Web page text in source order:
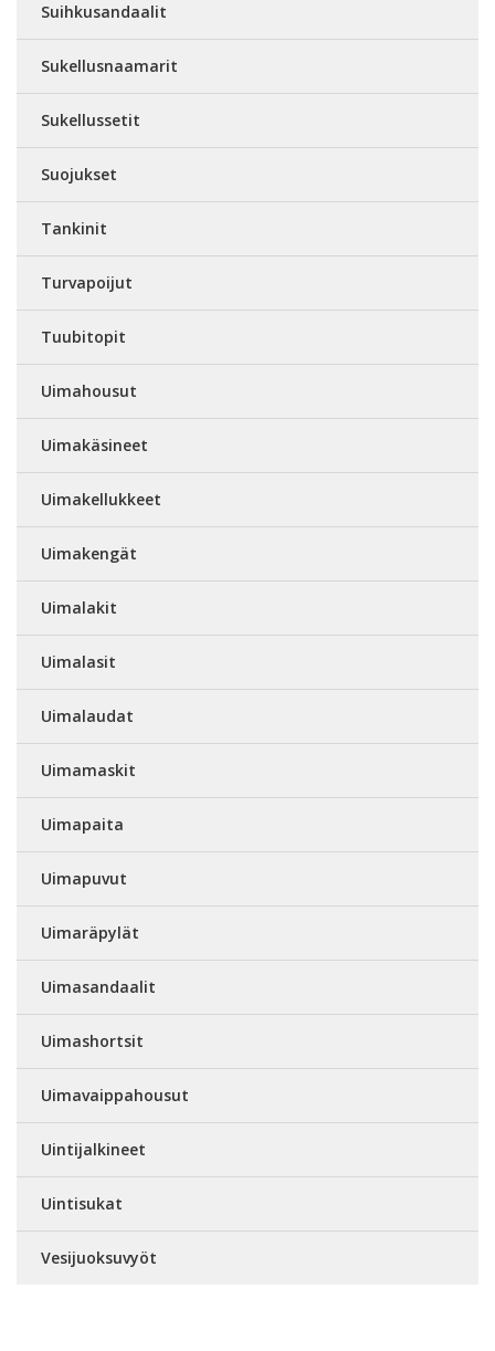
Suihkusandaalit
Sukellusnaamarit
Sukellussetit
Suojukset
Tankinit
Turvapoijut
Tuubitopit
Uimahousut
Uimakäsineet
Uimakellukkeet
Uimakengät
Uimalakit
Uimalasit
Uimalaudat
Uimamaskit
Uimapaita
Uimapuvut
Uimaräpylät
Uimasandaalit
Uimashortsit
Uimavaippahousut
Uintijalkineet
Uintisukat
Vesijuoksuvyöt